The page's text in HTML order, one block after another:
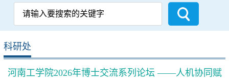
科研处
河南工学院2026年博士交流系列论坛 ——人机协同赋